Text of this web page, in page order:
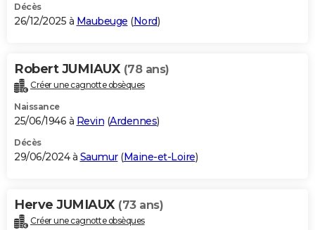
BONS PLANS
Carte de Noël
Carte Bonne année
Carte Saint-Valentin
Carte Pâques
Carte d'anniversaire
DICTIONNAIRE
Dictionnaire
Biographies
Citations
Expressions
Proverbes
PROGRAMME TV
S'inscrire
Se connecter
Lycées
Collèges
Primaires
Universités
Entreprises
Service militaire
Avis de recherche
AVIS DE DÉCÈS
Bricolage
Lifestyle
Culture
Sport
Auto
Television
Voyage
Cinema
Décès
26/12/2025 à Maubeuge (Nord)
Robert JUMIAUX (78 ans)
Créer une cagnotte obsèques
Naissance
25/06/1946 à Revin (Ardennes)
Décès
29/06/2024 à Saumur(Maine-et-Loire)
Herve JUMIAUX (73 ans)
Créer une cagnotte obsèques